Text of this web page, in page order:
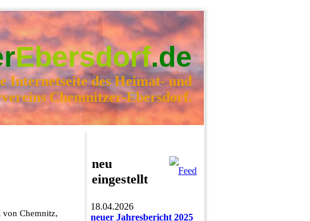
Ebersdorf.de
Internetseite des Heimat- und
Chemnitzer-Ebersdorf.
von Chemnitz,
neu
eingestellt
18.04.2026
neuer Jahresbericht 2025